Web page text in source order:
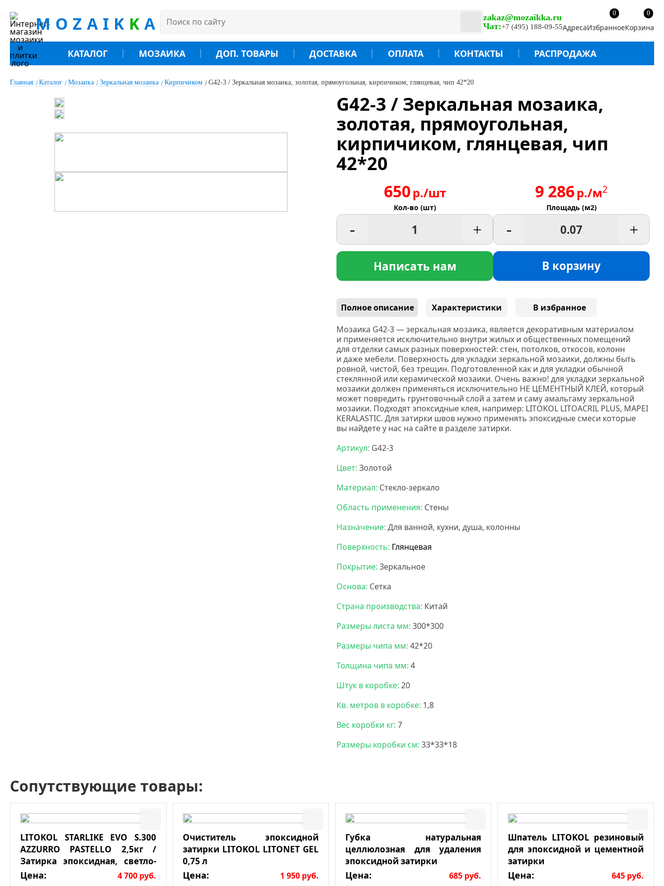
MOZAIK K A
zakaz@mozaikka.ru
Чат:+7 (495) 188-09-55Адреса
0
ИзбранноеКорзина
0
КАТАЛОГ МОЗАИКА ДОП. ТОВАРЫ ДОСТАВКА ОПЛАТА КОНТАКТЫ РАСПРОДАЖА
Главная Каталог Мозаика Зеркальная мозаика Кирпичиком G42-3 / Зеркальная мозаика, золотая, прямоугольная, кирпичиком, глянцевая, чип 42*20
G42-3 / Зеркальная мозаика,
золотая, прямоугольная,
кирпичиком, глянцевая, чип
42*20
650р./шт
Кол-во (шт)
- +
Написать нам
9 286р./м2
Площадь (м2)
- +
В корзину
Полное описание Характеристики
В избранное
Мозаика G42-3 —зеркальная мозаика, является декоративным материалом
и применяется исключительно внутри жилых и общественных помещений
для отделки самых разных поверхностей: стен, потолков, откосов, колонн
и даже мебели. Поверхность для укладки зеркальной мозаики, должны быть
ровной, чистой, без трещин. Подготовленной как и для укладки обычной
стеклянной или керамической мозаики. Очень важно! для укладки зеркальной
мозаики должен применяться исключительно НЕ ЦЕМЕНТНЫЙ КЛЕЙ, который
может повредить грунтовочный слой а затем и саму амальгаму зеркальной
мозаики. Подходят эпоксидные клея, например: LITOKOL LITOACRIL PLUS, MAPEI
KERALASTIC. Для затирки швов нужно применять эпоксидные смеси которые
вы найдете у нас на сайте в разделе затирки.
Артикул: G42-3
Цвет: Золотой
Материал: Стекло-зеркало
Область применения: Стены
Назначение: Для ванной, кухни, душа, колонны
Поверхность: Глянцевая
Покрытие: Зеркальное
Основа: Сетка
Страна производства: Китай
Размеры листа мм: 300*300
Размеры чипа мм: 42*20
Толщина чипа мм: 4
Штук в коробке: 20
Кв. метров в коробке: 1,8
Вес коробки кг: 7
Размеры коробки см: 33*33*18
Сопутствующие товары:
LITOKOL STARLIKE EVO S.300
AZZURRO PASTELLO 2,5кг /
Затирка эпоксидная, светло-
голубая
Цена: 4 700 руб.
Очиститель эпоксидной
затирки LITOKOL LITONET GEL
0,75 л
Цена: 1 950 руб.
Губка натуральная
целлюлозная для удаления
эпоксидной затирки
Цена: 685 руб.
Шпатель LITOKOL резиновый
для эпоксидной и цементной
затирки
Цена: 645 руб.